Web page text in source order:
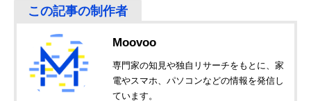
Moovoo
専門家の知見や独自リサーチをもとに、家
電やスマホ、パソコンなどの情報を発信し
ています。